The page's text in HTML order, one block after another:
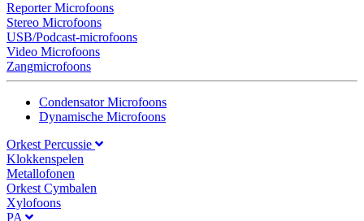
Reporter Microfoons
Stereo Microfoons
USB/Podcast-microfoons
Video Microfoons
Zangmicrofoons
Condensator Microfoons
Dynamische Microfoons
Orkest Percussie
Klokkenspelen
Metallofonen
Orkest Cymbalen
Xylofoons
PA